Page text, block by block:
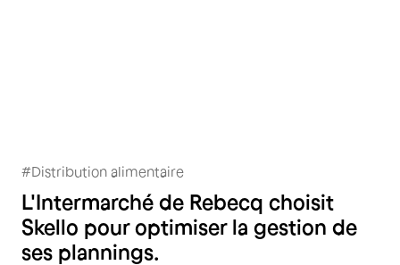
Intermarché Rebecq
#Distribution alimentaire
L'Intermarché de Rebecq choisit
Skello pour optimiser la gestion de
ses plannings.